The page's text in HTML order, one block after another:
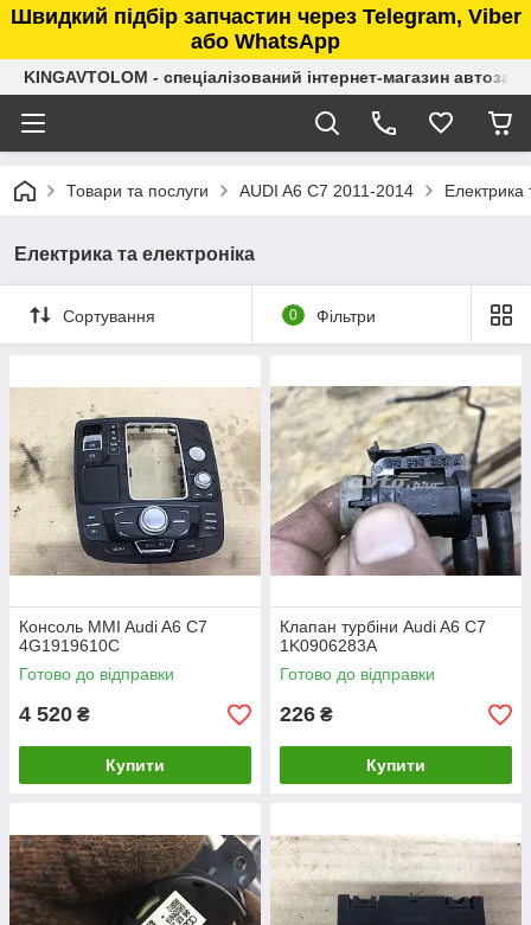
Швидкий підбір запчастин через Telegram, Viber
або WhatsApp
KINGAVTOLOM - спеціалізований інтернет-магазин
Товари та послуги AUDI A6 C7 2011-2014 Електрика
Електрика та електроніка
Сортування 0 Фільтри
Консоль MMI Audi A6 C7
4G1919610C
Готово до відправки
4 520 ₴
Купити
Клапан турбіни Audi A6 C7
1K0906283A
Готово до відправки
226 ₴
Купити